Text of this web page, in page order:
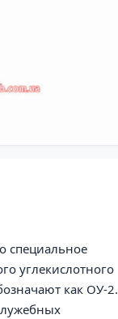
специальное
углекислотного
как ОУ-2.